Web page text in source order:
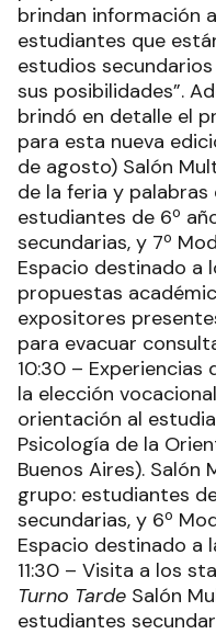
brindan información
estudiantes que
estudios
sus posibilidades”.
brindó en detalle el
para esta nueva
de agosto) Salón
de la feria y palabras
estudiantes de 6º
secundarias, y 7º
Espacio destinado a
propuestas
expositores
para evacuar
10:30 – Experiencias
la elección
orientación al
Psicología de la
Buenos Aires).
grupo: estudiantes
secundarias, y 6º
Espacio destinado a
11:30 – Visita a los
Turno Tarde Salón
estudiantes